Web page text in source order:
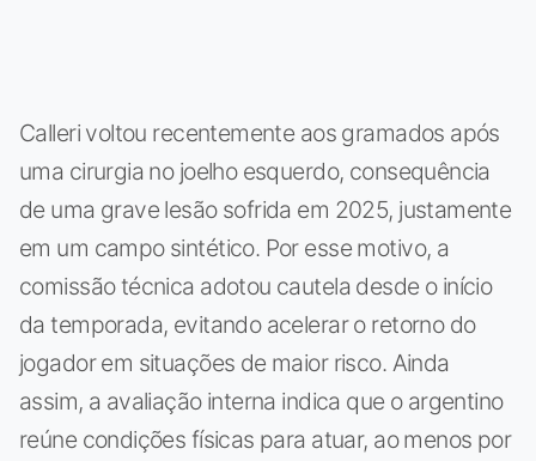
Calleri voltou recentemente aos gramados após
uma cirurgia no joelho esquerdo, consequência
de uma grave lesão sofrida em 2025, justamente
em um campo sintético. Por esse motivo, a
comissão técnica adotou cautela desde o início
da temporada, evitando acelerar o retorno do
jogador em situações de maior risco. Ainda
assim, a avaliação interna indica que o argentino
reúne condições físicas para atuar, ao menos por